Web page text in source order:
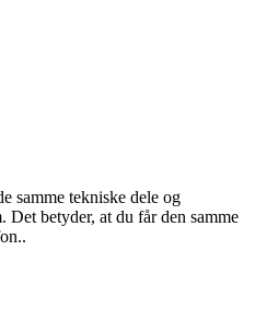
samme tekniske dele og
betyder, at du får den samme